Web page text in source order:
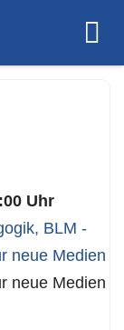
details/15-
Uhr
, BLM -
neue Medien
neue Medien